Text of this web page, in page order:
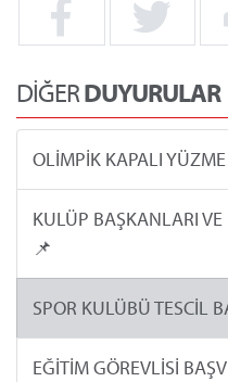
DİĞERDUYURULAR
OLİMPİK KAPALI
KULÜP BAŞKANLARI
📌
SPOR KULÜBÜ TESCİL
EĞİTİM GÖREVLİSİ